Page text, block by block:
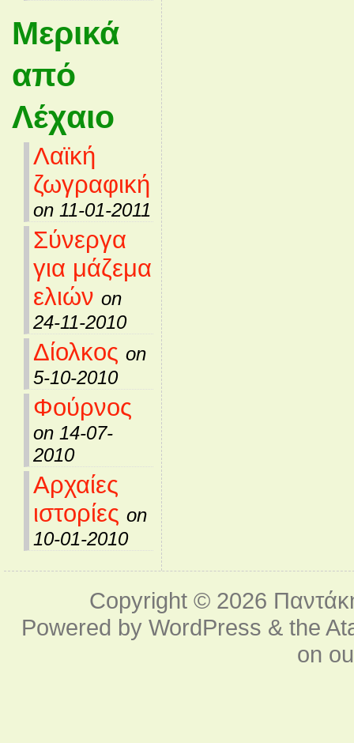
Μερικά
από
Λέχαιο
Λαϊκή
ζωγραφική
on 11-01-2011
Σύνεργα
για μάζεμα
ελιών on
24-11-2010
Δίολκος on
5-10-2010
Φούρνος
on 14-07-
2010
Αρχαίες
ιστορίες on
10-01-2010
Copyright © 2026
Powered byWordPress & the
on